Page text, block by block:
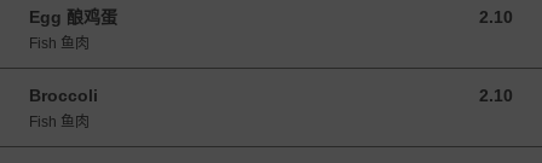
Egg 酿鸡蛋 2.10
2.10 MYR
Fish 鱼肉
Broccoli 2.10
2.10 MYR
Fish 鱼肉